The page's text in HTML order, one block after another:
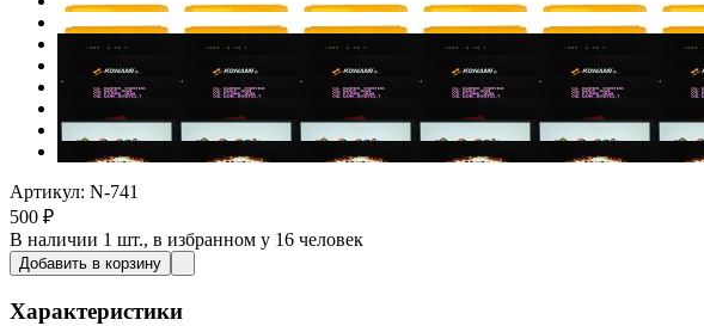
Артикул: N-741
500 ₽
В наличии 1 шт., в избранном у 16 человек
Добавить в корзину
Характеристики